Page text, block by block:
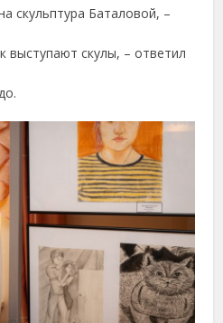
скульптура Баталовой, –
выступают скулы, – ответил